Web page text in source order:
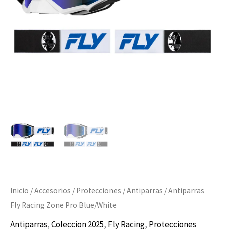
Inicio /Accesorios / Protecciones /Antiparras / Antiparras
Fly Racing Zone Pro Blue/White
Antiparras,Coleccion 2025, Fly Racing, Protecciones